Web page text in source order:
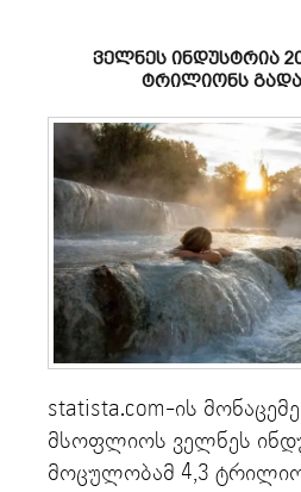
ველნეს ინდუსტრია
ტრილიონს
statista.com-ის
მსოფლიოს ველნეს
მოცულობამ 4,3